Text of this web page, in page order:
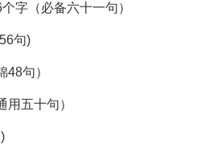
字（必备六十一句）
句)
48句）
五十句）